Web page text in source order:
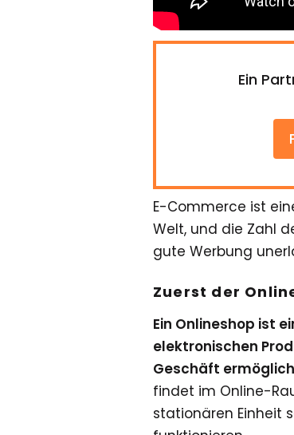
Ein
E-Commerce ist
Welt, und die Zahl
gute Werbung
Zuerst der
Ein Onlineshop ist
elektronischen
Geschäft
findet im Online-
stationären Einheit